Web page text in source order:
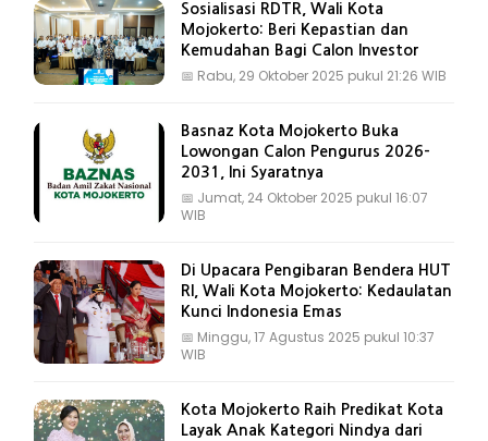
Sosialisasi RDTR, Wali Kota
Mojokerto: Beri Kepastian dan
Kemudahan Bagi Calon Investor
📅 Rabu, 29 Oktober 2025 pukul 21:26 WIB
Basnaz Kota Mojokerto Buka
Lowongan Calon Pengurus 2026-
2031, Ini Syaratnya
📅 Jumat, 24 Oktober 2025 pukul 16:07
WIB
Di Upacara Pengibaran Bendera HUT
RI, Wali Kota Mojokerto: Kedaulatan
Kunci Indonesia Emas
📅 Minggu, 17 Agustus 2025 pukul 10:37
WIB
Kota Mojokerto Raih Predikat Kota
Layak Anak Kategori Nindya dari